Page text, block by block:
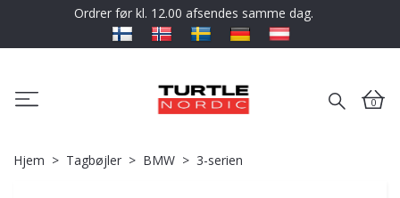
Ordrer før kl. 12.00 afsendes samme dag.
0
Hjem Tagbøjler BMW 3-serien